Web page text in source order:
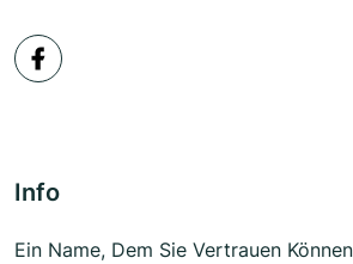
Info
Ein Name, Dem Sie Vertrauen